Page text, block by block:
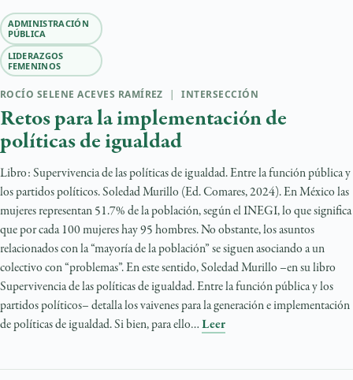
ADMINISTRACIÓN
PÚBLICA
LIDERAZGOS
FEMENINOS
ROCÍO SELENE ACEVES RAMÍREZ | INTERSECCIÓN
Retos para la implementación de
políticas de igualdad
Libro: Supervivencia de las políticas de igualdad. Entre la función pública y
los partidos políticos. Soledad Murillo (Ed. Comares, 2024). En México las
mujeres representan 51.7% de la población, según el INEGI, lo que significa
que por cada 100 mujeres hay 95 hombres. No obstante, los asuntos
relacionados con la “mayoría de la población” se siguen asociando a un
colectivo con “problemas”. En este sentido, Soledad Murillo –en su libro
Supervivencia de las políticas de igualdad. Entre la función pública y los
partidos políticos– detalla los vaivenes para la generación e implementación
de políticas de igualdad. Si bien, para ello… Leer